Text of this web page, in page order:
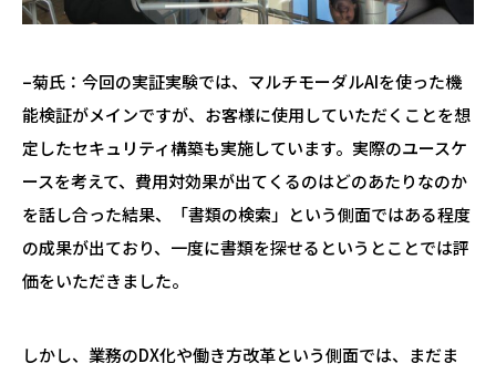
–菊氏：今回の実証実験では、マルチモーダルAIを使った機
能検証がメインですが、お客様に使用していただくことを想
定したセキュリティ構築も実施しています。実際のユースケ
ースを考えて、費用対効果が出てくるのはどのあたりなのか
を話し合った結果、「書類の検索」という側面ではある程度
の成果が出ており、一度に書類を探せるというとことでは評
価をいただきました。
しかし、業務のDX化や働き方改革という側面では、まだま